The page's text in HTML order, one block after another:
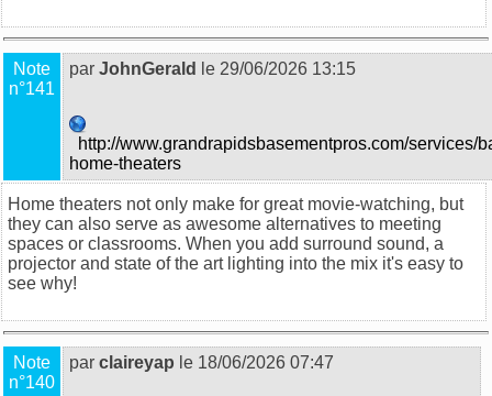
Note
n°141
par JohnGerald le 29/06/2026 13:15
http://www.grandrapidsbasementpros.com/services/
home-theaters
Home theaters not only make for great movie-watching, but
they can also serve as awesome alternatives to meeting
spaces or classrooms. When you add surround sound, a
projector and state of the art lighting into the mix it's easy to
see why!
Note
n°140
par claireyap le 18/06/2026 07:47